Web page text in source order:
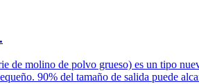
molino de polvo grueso) es un tipo
90% del tamaño de salida puede